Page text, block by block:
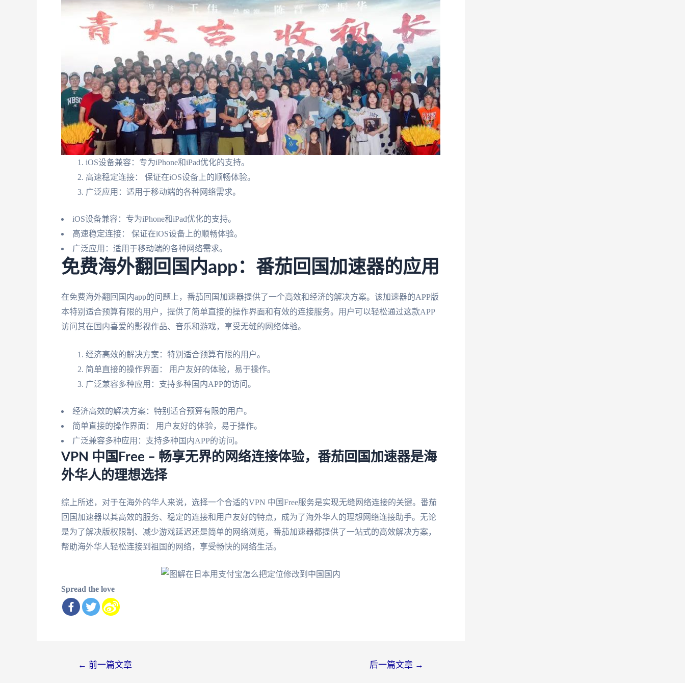
iOS设备兼容：专为iPhone和iPad优化的支持。
高速稳定连接： 保证在iOS设备上的顺畅体验。
广泛应用：适用于移动端的各种网络需求。
iOS设备兼容：专为iPhone和iPad优化的支持。
高速稳定连接： 保证在iOS设备上的顺畅体验。
广泛应用：适用于移动端的各种网络需求。
免费海外翻回国内app：番茄回国加速器的应用
在免费海外翻回国内app的问题上，番茄回国加速器提供了一个高效和经济的解决方案。该加速器的APP版
本特别适合预算有限的用户，提供了简单直接的操作界面和有效的连接服务。用户可以轻松通过这款APP
访问其在国内喜爱的影视作品、音乐和游戏，享受无缝的网络体验。
经济高效的解决方案：特别适合预算有限的用户。
简单直接的操作界面： 用户友好的体验，易于操作。
广泛兼容多种应用：支持多种国内APP的访问。
经济高效的解决方案：特别适合预算有限的用户。
简单直接的操作界面： 用户友好的体验，易于操作。
广泛兼容多种应用：支持多种国内APP的访问。
VPN 中国Free – 畅享无界的网络连接体验，番茄回国加速器是海
外华人的理想选择
综上所述，对于在海外的华人来说，选择一个合适的VPN 中国Free服务是实现无缝网络连接的关键。番茄
回国加速器以其高效的服务、稳定的连接和用户友好的特点，成为了海外华人的理想网络连接助手。无论
是为了解决版权限制、减少游戏延迟还是简单的网络浏览，番茄加速器都提供了一站式的高效解决方案，
帮助海外华人轻松连接到祖国的网络，享受畅快的网络生活。
Spread the love
← 前一篇文章 后一篇文章 →